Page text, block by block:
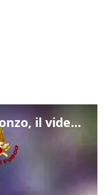
Frana lambisce le case di Auronzo, il video dall'elicottero dei vigili del fuoco